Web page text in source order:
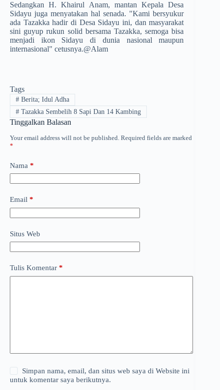
Sedangkan H. Khairul Anam, mantan Kepala Desa
Sidayu juga menyatakan hal senada. "Kami bersyukur
ada Tazakka hadir di Desa Sidayu ini, dan masyarakat
sini guyup rukun solid bersama Tazakka, semoga bisa
menjadi ikon Sidayu di dunia nasional maupun
internasional" cetusnya.@Alam
Tags
#Berita; Idul Adha
#Tazakka Sembelih 8 Sapi Dan 14 Kambing
Tinggalkan Balasan
Your email address will not be published. Required fields are marked
*
Nama *
Email *
Situs Web
Tulis Komentar *
Simpan nama, email, dan situs web saya di Website ini
untuk komentar saya berikutnya.